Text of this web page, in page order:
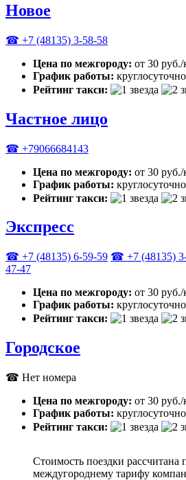
Новое
☎ +7 (48135) 3-58-58
Цена по межгороду: от 30
График работы: круглосуточно
Рейтинг такси:
Частное лицо
☎ +79066684143
Цена по межгороду: от 30
График работы: круглосуточно
Рейтинг такси:
Экспресс
☎ +7 (48135) 6-59-59 ☎ +7 (48135)
47-47
Цена по межгороду: от 30
График работы: круглосуточно
Рейтинг такси:
Городское
☎ Нет номера
Цена по межгороду: от 30
График работы: круглосуточно
Рейтинг такси:
Стоимость поездки рассчитана
междугороднему тарифу